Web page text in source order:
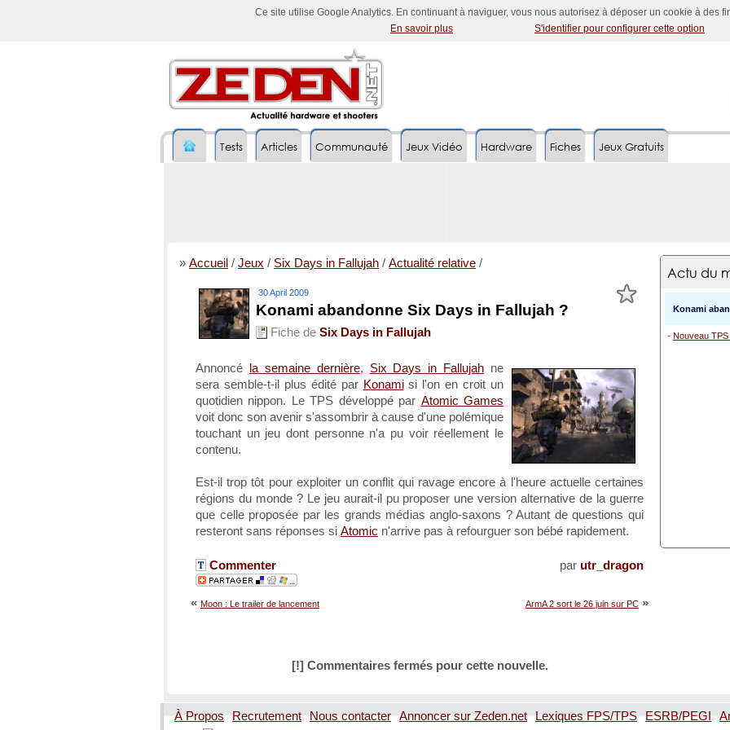
Ce site utilise Google Analytics. En continuant à naviguer, vous nous autorisez à déposer un cookie à des
En savoir plus
S'identifier pour configurer cette option
Tests Articles Communauté Jeux Vidéo Hardware Fiches Jeux Gratuits
» Accueil / Jeux / Six Days in Fallujah / Actualité relative /
30 April 2009
Konami abandonne Six Days in Fallujah ?
Fiche de Six Days in Fallujah
Annoncé la semaine dernière, Six Days in Fallujah ne
sera semble-t-il plus édité par Konamisi l'on en croit un
quotidien nippon. Le TPS développé par Atomic Games
voit donc son avenir s'assombrir à cause d'une polémique
touchant un jeu dont personne n'a pu voir réellement le
contenu.
Est-il trop tôt pour exploiter un conflit qui ravage encore à l'heure actuelle certaines
régions du monde ? Le jeu aurait-il pu proposer une version alternative de la guerre
que celle proposée par les grands médias anglo-saxons ? Autant de questions qui
resteront sans réponses si Atomic n'arrive pas à refourguer son bébé rapidement.
par utr_dragon
Commenter
ArmA 2 sort le 26 juin sur PC »
« Moon : Le trailer de lancement
[!] Commentaires fermés pour cette nouvelle.
Actu du
Konami
- Nouveau
À Propos Recrutement Nous contacter Annoncer sur Zeden.net Lexiques FPS/TPS ESRB/PEGI